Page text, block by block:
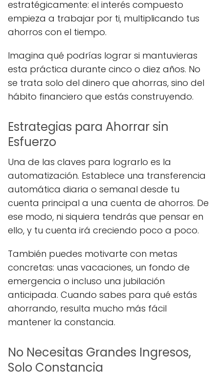
estratégicamente: el interés compuesto
empieza a trabajar por ti, multiplicando tus
ahorros con el tiempo.
Imagina qué podrías lograr si mantuvieras
esta práctica durante cinco o diez años. No
se trata solo del dinero que ahorras, sino del
hábito financiero que estás construyendo.
Estrategias para Ahorrar sin
Esfuerzo
Una de las claves para lograrlo es la
automatización. Establece una transferencia
automática diaria o semanal desde tu
cuenta principal a una cuenta de ahorros. De
ese modo, ni siquiera tendrás que pensar en
ello, y tu cuenta irá creciendo poco a poco.
También puedes motivarte con metas
concretas: unas vacaciones, un fondo de
emergencia o incluso una jubilación
anticipada. Cuando sabes para qué estás
ahorrando, resulta mucho más fácil
mantener la constancia.
No Necesitas Grandes Ingresos,
Solo Constancia